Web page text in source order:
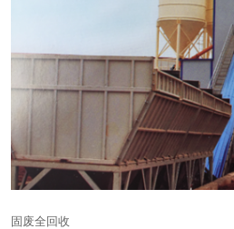
固废全回收